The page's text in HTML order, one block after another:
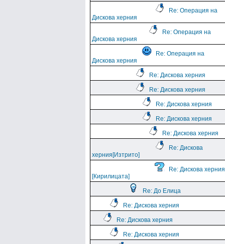
Re: Операция на
Дискова херния
Re: Операция на
Дискова херния
Re: Операция на
Дискова херния
Re: Дискова херния
Re: Дискова херния
Re: Дискова херния
Re: Дискова херния
Re: Дискова херния
Re: Дискова
херния[Изтрито]
Re: Дискова херния
[Кирилицата]
Re: До Елица
Re: Дискова херния
Re: Дискова херния
Re: Дискова херния